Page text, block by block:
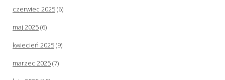
czerwiec 2025(6)
maj 2025(6)
kwiecień 2025(9)
marzec 2025(7)